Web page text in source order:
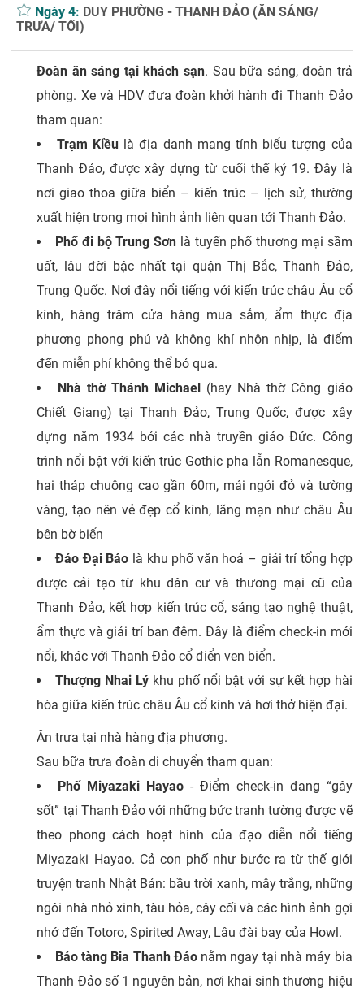
Ngày 4: DUY PHƯỜNG - THANH ĐẢO (ĂN SÁNG/
TRƯA/ TỐI)
Đoàn ăn sáng tại khách sạn. Sau bữa sáng, đoàn trả
phòng. Xe và HDV đưa đoàn khởi hành đi Thanh Đảo
tham quan:
Trạm Kiều là địa danh mang tính biểu tượng của
Thanh Đảo, được xây dựng từ cuối thế kỷ 19. Đây là
nơi giao thoa giữa biển – kiến trúc – lịch sử, thường
xuất hiện trong mọi hình ảnh liên quan tới Thanh Đảo.
Phố đi bộ Trung Sơn là tuyến phố thương mại sầm
uất, lâu đời bậc nhất tại quận Thị Bắc, Thanh Đảo,
Trung Quốc. Nơi đây nổi tiếng với kiến trúc châu Âu cổ
kính, hàng trăm cửa hàng mua sắm, ẩm thực địa
phương phong phú và không khí nhộn nhịp, là điểm
đến miễn phí không thể bỏ qua.
Nhà thờ Thánh Michael (hay Nhà thờ Công giáo
Chiết Giang) tại Thanh Đảo, Trung Quốc, được xây
dựng năm 1934 bởi các nhà truyền giáo Đức. Công
trình nổi bật với kiến trúc Gothic pha lẫn Romanesque,
hai tháp chuông cao gần 60m, mái ngói đỏ và tường
vàng, tạo nên vẻ đẹp cổ kính, lãng mạn như châu Âu
bên bờ biển
Đảo Đại Bảo là khu phố văn hoá – giải trí tổng hợp
được cải tạo từ khu dân cư và thương mại cũ của
Thanh Đảo, kết hợp kiến trúc cổ, sáng tạo nghệ thuật,
ẩm thực và giải trí ban đêm. Đây là điểm check-in mới
nổi, khác với Thanh Đảo cổ điển ven biển.
Thượng Nhai Lýkhu phố nổi bật với sự kết hợp hài
hòa giữa kiến trúc châu Âu cổ kính và hơi thở hiện đại.
Ăn trưa tại nhà hàng địa phương.
Sau bữa trưa đoàn di chuyển tham quan:
Phố Miyazaki Hayao - Điểm check-in đang “gây
sốt” tại Thanh Đảo với những bức tranh tường được vẽ
theo phong cách hoạt hình của đạo diễn nổi tiếng
Miyazaki Hayao. Cả con phố như bước ra từ thế giới
truyện tranh Nhật Bản: bầu trời xanh, mây trắng, những
ngôi nhà nhỏ xinh, tàu hỏa, cây cối và các hình ảnh gợi
nhớ đến Totoro, Spirited Away, Lâu đài bay của Howl.
Bảo tàng Bia Thanh Đảonằm ngay tại nhà máy bia
Thanh Đảo số 1 nguyên bản, nơi khai sinh thương hiệu